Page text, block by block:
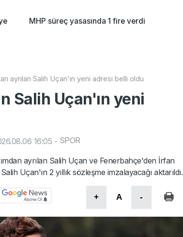
MHP süreç yasasında 1 fire verdi
ayrılan Salih Uçan'ın yeni adresi belli oldu
Salih Uçan'ın yeni
16:05 - SPOR
ayrılan Salih Uçan ve Fenerbahçe'den İrfan
Uçan'ın 2 yıllık sözleşme imzalayacağı aktarıldı.
+ A -